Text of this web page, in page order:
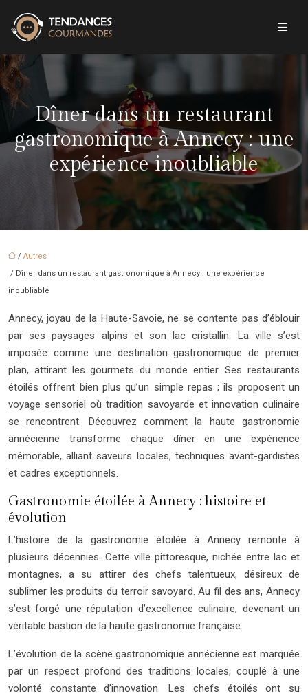
Dîner dans un restaurant
gastronomique à Annecy : une
expérience inoubliable
/ Autres
/ Dîner dans un restaurant gastronomique à Annecy : une expérience
inoubliable
Annecy, joyau de la Haute-Savoie, ne se contente pas d’éblouir
par ses paysages alpins et son lac cristallin. La ville s’est
imposée comme une destination gastronomique de premier
plan, attirant les gourmets du monde entier. Ses restaurants
étoilés offrent bien plus qu’un simple repas ; ils proposent un
voyage sensoriel où tradition savoyarde et innovation culinaire
se rencontrent. Découvrez comment la haute gastronomie
annécienne transforme chaque dîner en une expérience
mémorable, alliant saveurs locales, techniques avant-gardistes
et cadres exceptionnels.
Gastronomie étoilée à Annecy : histoire et
évolution
L’histoire de la gastronomie étoilée à Annecy remonte à
plusieurs décennies. Cette ville pittoresque, nichée entre lac et
montagnes, a su attirer des chefs talentueux, désireux de
sublimer les produits du terroir savoyard. Au fil des ans, Annecy
s’est forgé une réputation d’excellence culinaire, devenant un
véritable bastion de la haute gastronomie française.
L’évolution de la scène gastronomique annécienne est marquée
par un respect profond des traditions locales, couplé à une
volonté constante d’innovation. Les chefs étoilés ont su